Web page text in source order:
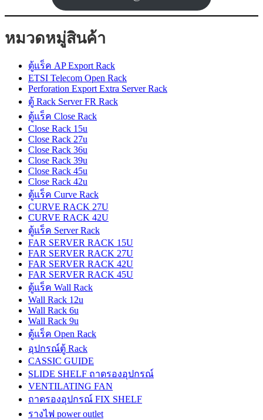
หมวดหมู่สินค้า
ตู้แร็ค AP Export Rack
ETSI Telecom Open Rack
Perforation Export Extra Server Rack
ตู้ Rack Server FR Rack
ตู้แร็ค Close Rack
Close Rack 15u
Close Rack 27u
Close Rack 36u
Close Rack 39u
Close Rack 45u
Close Rack 42u
ตู้แร็ค Curve Rack
CURVE RACK 27U
CURVE RACK 42U
ตู้แร็ค Server Rack
FAR SERVER RACK 15U
FAR SERVER RACK 27U
FAR SERVER RACK 42U
FAR SERVER RACK 45U
ตู้แร็ค Wall Rack
Wall Rack 12u
Wall Rack 6u
Wall Rack 9u
ตู้แร็ค Open Rack
อุปกรณ์ตู้ Rack
CASSIC GUIDE
SLIDE SHELF ถาดรองอุปกรณ์
VENTILATING FAN
ถาดรองอุปกรณ์ FIX SHELF
รางไฟ power outlet